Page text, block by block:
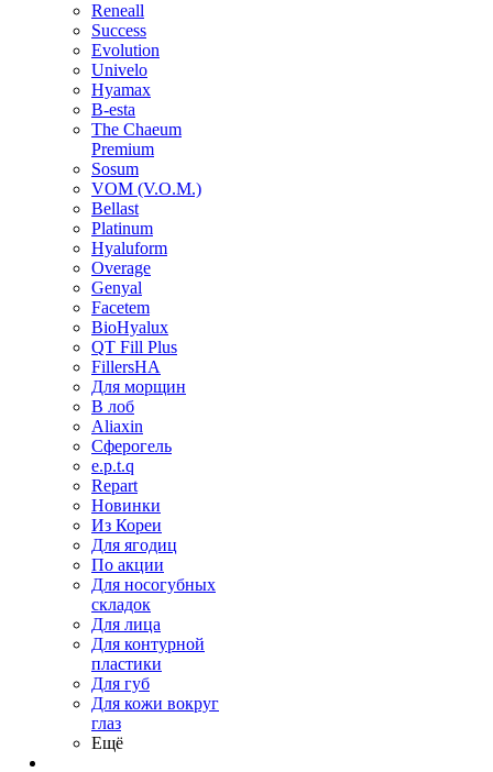
Reneall
Success
Evolution
Univelo
Hyamax
B-esta
The Chaeum
Premium
Sosum
VOM (V.O.M.)
Bellast
Platinum
Hyaluform
Overage
Genyal
Facetem
BioHyalux
QT Fill Plus
FillersHA
Для морщин
В лоб
Aliaxin
Сферогель
e.p.t.q
Repart
Новинки
Из Кореи
Для ягодиц
По акции
Для носогубных
складок
Для лица
Для контурной
пластики
Для губ
Для кожи вокруг
глаз
Ещё